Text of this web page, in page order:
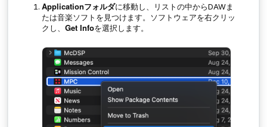
Applicationフォルダに移動し、リストの中からDAWま
たは音楽ソフトを見つけます。ソフトウェアを右クリッ
クし、 Get Infoを選択します。